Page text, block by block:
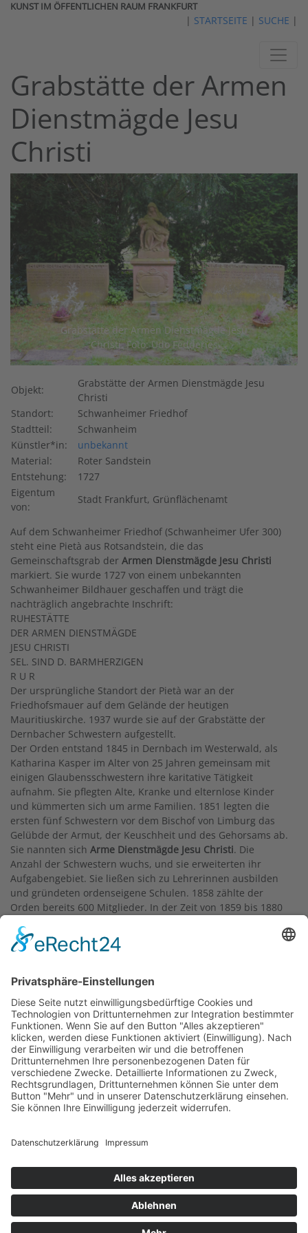
KUNST IM ÖFFENTLICHEN RAUM FRANKFURT
| STARTSEITE | SUCHE |
Grabstätte der Armen
Dienstmägde Jesu
Christi
Grabstätte der Armen Dienstmägde Jesu
Christi, Foto: Udo Fedderies
Objekt:
Grabstätte der Armen Dienstmägde Jesu
Christi
Standort:
Schwanheimer Friedhof
Stadtteil:
Schwanheim
Künstler*in:
unbekannt
Material:
Roter Sandstein
Entstehung:
1727
Eigentum
von:
Stadt Frankfurt, Grünflächenamt
Auf dem Schwanheimer Friedhof (Schwanheimer Ufer 300)
steht eine Pietà aus Rotsandstein, die das
Gemeinschaftsgrab der Armen Dienstmägde Jesu Christi
markiert. Sie wurde 1727 von einem unbekannten
Schwanheimer Bildhauer geschaffen und trägt die
nachträglich angebrachte Inschrift:
RUHESTÄTTE
DER ARMEN DIENSTMÄGDE
JESU CHRISTI
SEL. SIND D. BARMHERZIGEN
R U R
Der ursprüngliche Standort der Pietà war an der
Friedhofsmauer auf dem Gelände der heutigen
Mauritiuskirche. 1937 wurde sie auf der Grabstätte der
Dernbacher Schwestern aufgestellt.
Der Orden entstand 1845 in Dernbach im Westerwald, als
Katharina Kasper im Alter von 25 Jahren gemeinsam mit
einigen Glaubensschwestern ihre karitative Tätigkeit
aufnahm. Sie pflegten Alte, Kranke und elternlose Kinder
und kümmerten sich um arme Familien. 1851 legten die
ersten fünf Schwestern vor dem Bischof von Limburg das
Gelübde der Armut, der Keuschheit und des Gehorsams ab.
Sie nannten sich Arme Dienstmägde Jesu Christi. Die
Anzahl der Schwestern wuchs, und sie erweiterten ihr
Aufgabengebiet. Sie ließen sich zu Lehrerinnen ausbilden
und gründeten ordenseigene Schulen. 1858 zählte der
Orden bereits 600 Mitglieder. In der Zeit von 1859 bis 1880
den Vereinigten Staaten. Die Oberin, Mutter Maria Kasper,
starb am 2. Februar 1898, nachdem ihr während ihrer
geworden war. 1978 sprach Papst Paul VI. sie selig.
Filiale der jungen Ordensgemeinschaft gegründet worden,
jedoch musste die Niederlassung 1866 wieder geschlossen
werden. 1900 kamen erneut drei Ordensschwestern durch
die Bemühungen des Pfarrers Schneider der St.
Mauritiuskirche nach Schwanheim und eröffneten eine
"Bewahrschule". Der Kindergarten stand unter der Leitung
von Schwester Hadriana und nahm 127 Schwanheimer
Kinder auf. Damit begann eine umfassende karikative
der Schwestern wieder auf drei Personen geschrumpft.
Standort in Google-Maps anzeigen